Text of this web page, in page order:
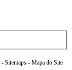
- Sitemaps - Mapa do Site